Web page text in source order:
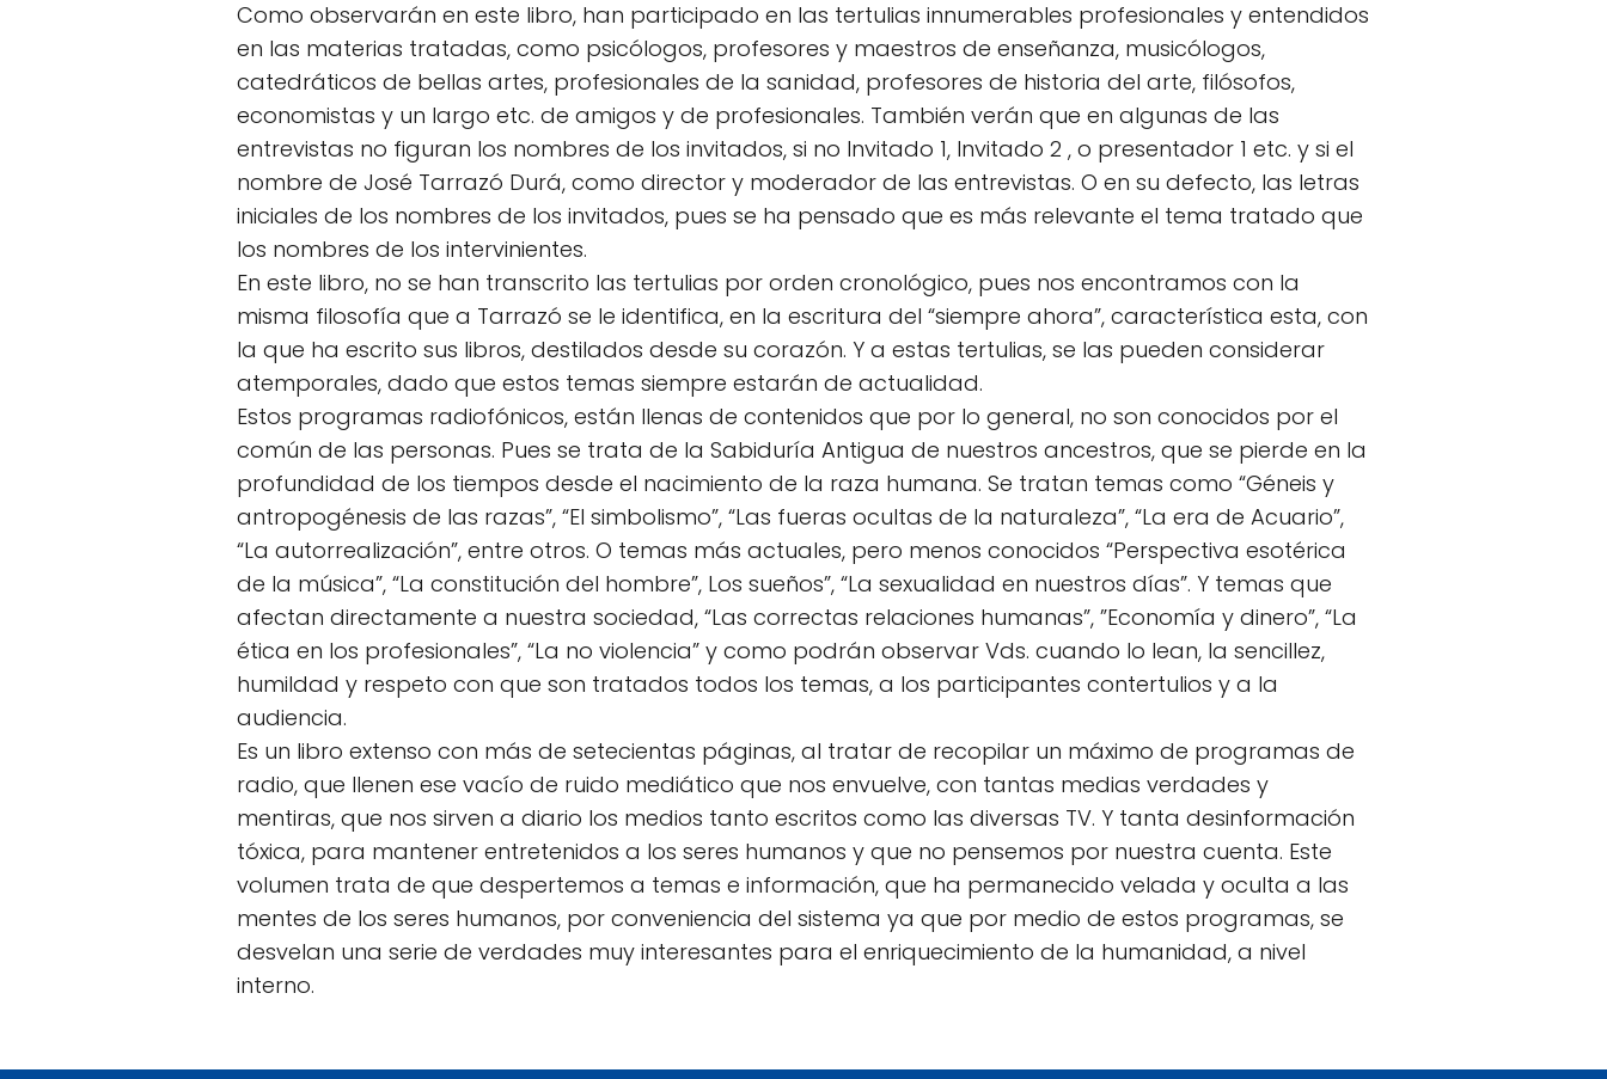
Como observarán en este libro, han participado en las tertulias innumerables profesionales y entendidos
en las materias tratadas, como psicólogos, profesores y maestros de enseñanza, musicólogos,
catedráticos de bellas artes, profesionales de la sanidad, profesores de historia del arte, filósofos,
economistas y un largo etc. de amigos y de profesionales. También verán que en algunas de las
entrevistas no figuran los nombres de los invitados, si no Invitado 1, Invitado 2 , o presentador 1 etc. y si el
nombre de José Tarrazó Durá, como director y moderador de las entrevistas. O en su defecto, las letras
iniciales de los nombres de los invitados, pues se ha pensado que es más relevante el tema tratado que
los nombres de los intervinientes.
En este libro, no se han transcrito las tertulias por orden cronológico, pues nos encontramos con la
misma filosofía que a Tarrazó se le identifica, en la escritura del “siempre ahora”, característica esta, con
la que ha escrito sus libros, destilados desde su corazón. Y a estas tertulias, se las pueden considerar
atemporales, dado que estos temas siempre estarán de actualidad.
Estos programas radiofónicos, están llenas de contenidos que por lo general, no son conocidos por el
común de las personas. Pues se trata de la Sabiduría Antigua de nuestros ancestros, que se pierde en la
profundidad de los tiempos desde el nacimiento de la raza humana. Se tratan temas como “Géneis y
antropogénesis de las razas”, “El simbolismo”, “Las fueras ocultas de la naturaleza”, “La era de Acuario”,
“La autorrealización”, entre otros. O temas más actuales, pero menos conocidos “Perspectiva esotérica
de la música”, “La constitución del hombre”, Los sueños”, “La sexualidad en nuestros días”. Y temas que
afectan directamente a nuestra sociedad, “Las correctas relaciones humanas”, ”Economía y dinero”, “La
ética en los profesionales”, “La no violencia” y como podrán observar Vds. cuando lo lean, la sencillez,
humildad y respeto con que son tratados todos los temas, a los participantes contertulios y a la
audiencia.
Es un libro extenso con más de setecientas páginas, al tratar de recopilar un máximo de programas de
radio, que llenen ese vacío de ruido mediático que nos envuelve, con tantas medias verdades y
mentiras, que nos sirven a diario los medios tanto escritos como las diversas TV. Y tanta desinformación
tóxica, para mantener entretenidos a los seres humanos y que no pensemos por nuestra cuenta. Este
volumen trata de que despertemos a temas e información, que ha permanecido velada y oculta a las
mentes de los seres humanos, por conveniencia del sistema ya que por medio de estos programas, se
desvelan una serie de verdades muy interesantes para el enriquecimiento de la humanidad, a nivel
interno.